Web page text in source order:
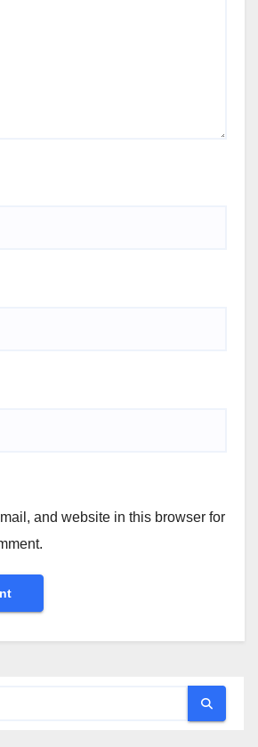
and website in this browser for